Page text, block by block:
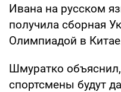
Ивана на русском
получила сборная
Олимпиадой в
Шмуратко
спортсмены будут